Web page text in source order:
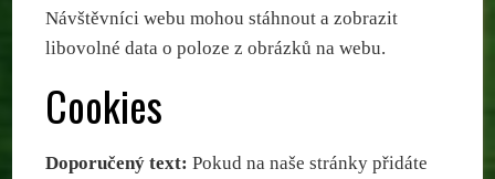
Návštěvníci webu mohou stáhnout a zobrazit
libovolné data o poloze z obrázků na webu.
Cookies
Doporučený text:Pokud na naše stránky přidáte